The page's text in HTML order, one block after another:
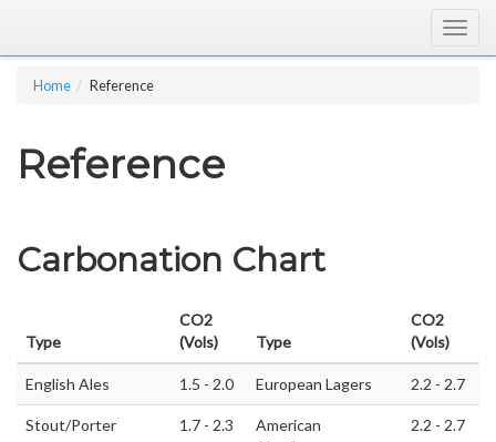
Home Reference
Reference
Carbonation Chart
Type
CO2
(Vols)
Type
CO2
(Vols)
English Ales 1.5 - 2.0 European Lagers 2.2 - 2.7
Stout/Porter 1.7 - 2.3
American
2.2 - 2.7